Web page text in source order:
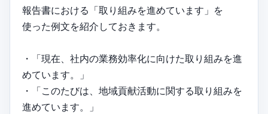
報告書における「取り組みを進めています」を
使った例文を紹介しておきます。
・「現在、社内の業務効率化に向けた取り組みを進
めています。」
・「このたびは、地域貢献活動に関する取り組みを
進めています。」